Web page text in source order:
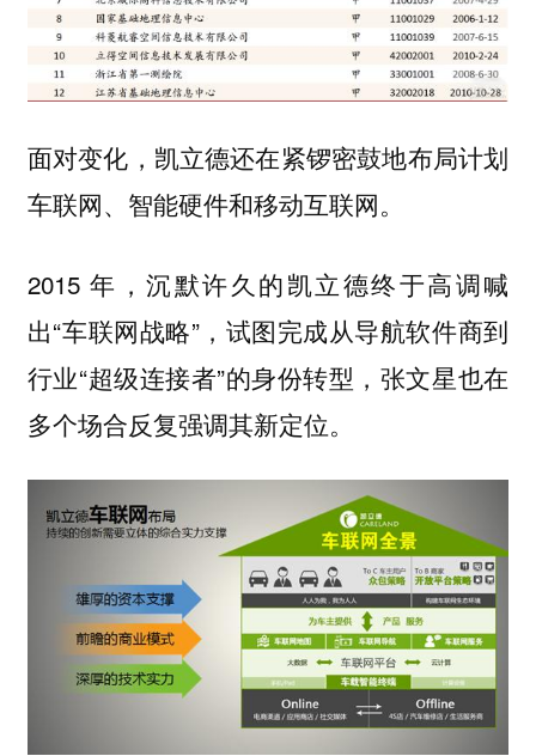
面对变化，凯立德还在紧锣密鼓地布局计划
车联网、智能硬件和移动互联网。
2015 年，沉默许久的凯立德终于高调喊
出“车联网战略”，试图完成从导航软件商到
行业“超级连接者”的身份转型，张文星也在
多个场合反复强调其新定位。